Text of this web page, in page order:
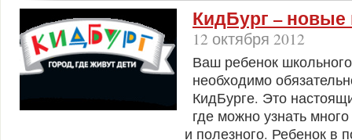
КидБург –
12 октября 2012
Ваш ребенок
необходимо
КидБурге. Это
где можно узнать
и полезного. Ребенок в